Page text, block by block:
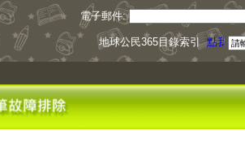
電子郵件:
地球公民365目錄索引點我下載